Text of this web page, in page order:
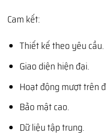
Cam kết:
Thiết kế theo yêu cầu.
Giao diện hiện đại.
Hoạt động mượt trên
Bảo mật cao.
Dữ liệu tập trung.